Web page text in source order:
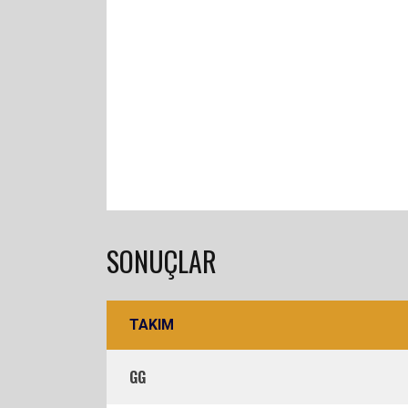
SONUÇLAR
TAKIM
GG